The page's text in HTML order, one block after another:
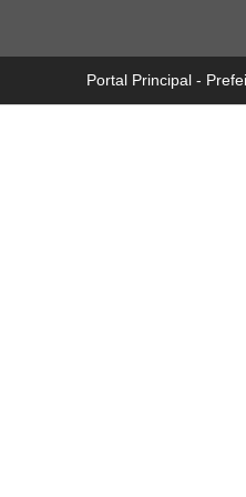
Portal Principal -